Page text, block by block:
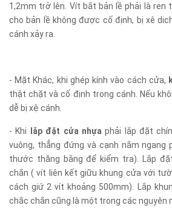
1,2mm trở lên. Vít bắt bản lề phải là ren
cho bản lề không được cố định, bị xê
cánh xảy ra.
- Mặt Khác, khi ghép kính vào cách cửa,
thật chặt và cố định trong cánh. Nếu
dễ bị xệ cánh.
- Khi lắp đặt cửa nhựaphải lắp đặt
vuông, thẳng đứng và cạnh nằm ngang
thước thăng bằng để kiểm tra). Lắp
chắn ( vít liên kết giữu khung cửa với
cách giứ 2 vít khoảng 500mm). Lắp
chắc chắn cũng là một trong các nguyên